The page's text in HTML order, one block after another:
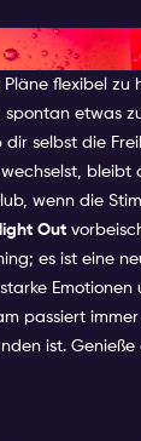
in
flexibel
etwas
selbst die
wenn die
Out
es ist eine
Emotionen
passiert
ist.